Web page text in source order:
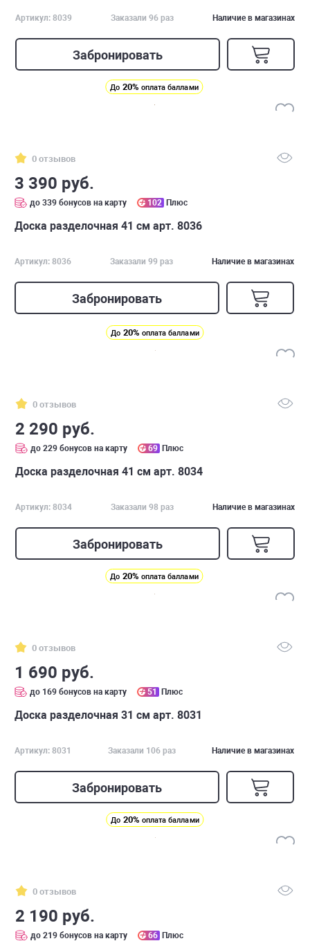
Артикул: 8039 Заказали 96 раз Наличие в магазинах
Забронировать
До 20% оплата баллами
0 отзывов
3 390 руб.
до 339 бонусов на карту 102 Плюс
Доска разделочная 41 см арт. 8036
Артикул: 8036 Заказали 99 раз Наличие в магазинах
Забронировать
До 20% оплата баллами
0 отзывов
2 290 руб.
до 229 бонусов на карту 69 Плюс
Доска разделочная 41 см арт. 8034
Артикул: 8034 Заказали 98 раз Наличие в магазинах
Забронировать
До 20% оплата баллами
0 отзывов
1 690 руб.
до 169 бонусов на карту 51 Плюс
Доска разделочная 31 см арт. 8031
Артикул: 8031 Заказали 106 раз Наличие в магазинах
Забронировать
До 20% оплата баллами
0 отзывов
2 190 руб.
до 219 бонусов на карту 66 Плюс